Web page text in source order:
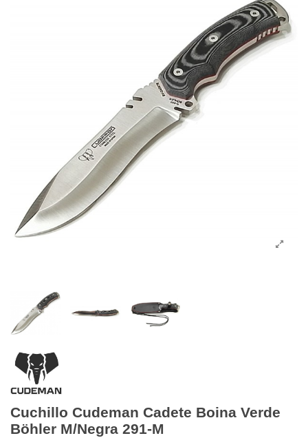
Cuchillo Cudeman Cadete Boina Verde
Böhler M/Negra 291-M